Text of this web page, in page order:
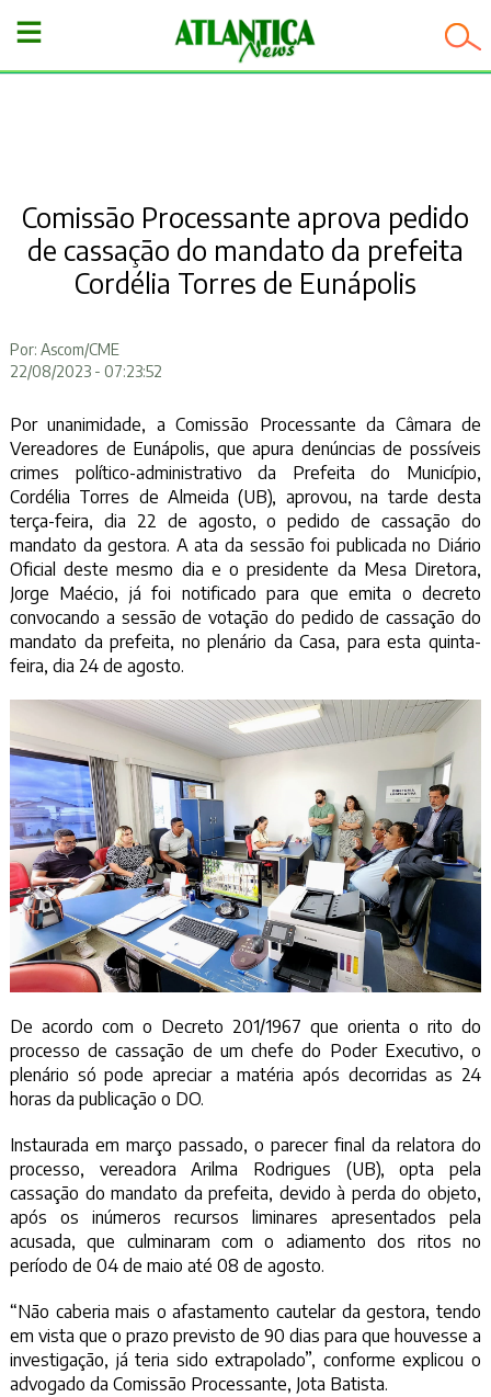
−
Comissão Processante aprova pedido
de cassação do mandato da prefeita
Cordélia Torres de Eunápolis
Por: Ascom/CME
22/08/2023 - 07:23:52
Por unanimidade, a Comissão Processante da Câmara de
Vereadores de Eunápolis, que apura denúncias de possíveis
crimes político-administrativo da Prefeita do Município,
Cordélia Torres de Almeida (UB), aprovou, na tarde desta
terça-feira, dia 22 de agosto, o pedido de cassação do
mandato da gestora. A ata da sessão foi publicada no Diário
Oficial deste mesmo dia e o presidente da Mesa Diretora,
Jorge Maécio, já foi notificado para que emita o decreto
convocando a sessão de votação do pedido de cassação do
mandato da prefeita, no plenário da Casa, para esta quinta-
feira, dia 24 de agosto.
De acordo com o Decreto 201/1967 que orienta o rito do
processo de cassação de um chefe do Poder Executivo, o
plenário só pode apreciar a matéria após decorridas as 24
horas da publicação o DO.
Instaurada em março passado, o parecer final da relatora do
processo, vereadora Arilma Rodrigues (UB), opta pela
cassação do mandato da prefeita, devido à perda do objeto,
após os inúmeros recursos liminares apresentados pela
acusada, que culminaram com o adiamento dos ritos no
período de 04 de maio até 08 de agosto.
“Não caberia mais o afastamento cautelar da gestora, tendo
em vista que o prazo previsto de 90 dias para que houvesse a
investigação, já teria sido extrapolado”, conforme explicou o
advogado da Comissão Processante, Jota Batista.